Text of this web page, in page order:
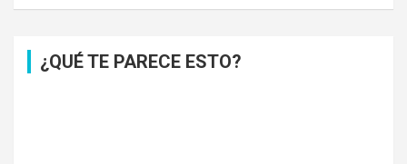
¿QUÉ TE PARECE ESTO?